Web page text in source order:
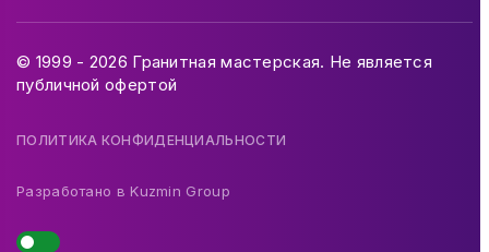
© 1999 - 2026 Гранитная мастерская. Не является
публичной офертой
ПОЛИТИКА КОНФИДЕНЦИАЛЬНОСТИ
Разработано вKuzmin Group